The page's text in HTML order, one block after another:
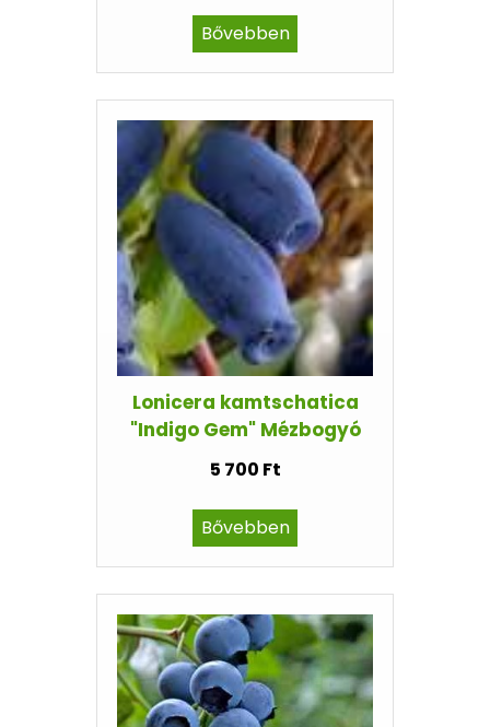
Bővebben
Lonicera kamtschatica
"Indigo Gem" Mézbogyó
5 700 Ft
Bővebben